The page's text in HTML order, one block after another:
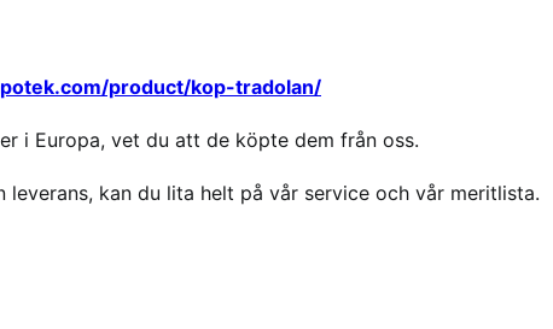
product/kop-tradolan/
i Europa, vet du att de köpte dem från oss.
kan du lita helt på vår service och vår meritlista.